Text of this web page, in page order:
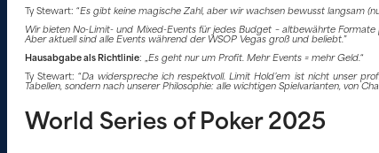
Ty Stewart: “Es gibt keine magische Zahl, aber wir wachsen bewusst langsam
Wir bieten No-Limit- und Mixed-Events für jedes Budget – altbewährte Formate
Aber aktuell sind alle Events während der WSOP Vegas groß und beliebt.”
Hausabgabe als Richtlinie: „Es geht nur um Profit. Mehr Events = mehr Geld.“
Ty Stewart: “Da widerspreche ich respektvoll. Limit Hold’em ist nicht unser
Tabellen, sondern nach unserer Philosophie: alle wichtigen Spielvarianten, von
World Series of Poker 2025